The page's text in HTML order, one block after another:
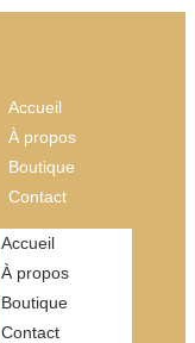
Accueil
À propos
Boutique
Contact
Accueil
À propos
Boutique
Contact